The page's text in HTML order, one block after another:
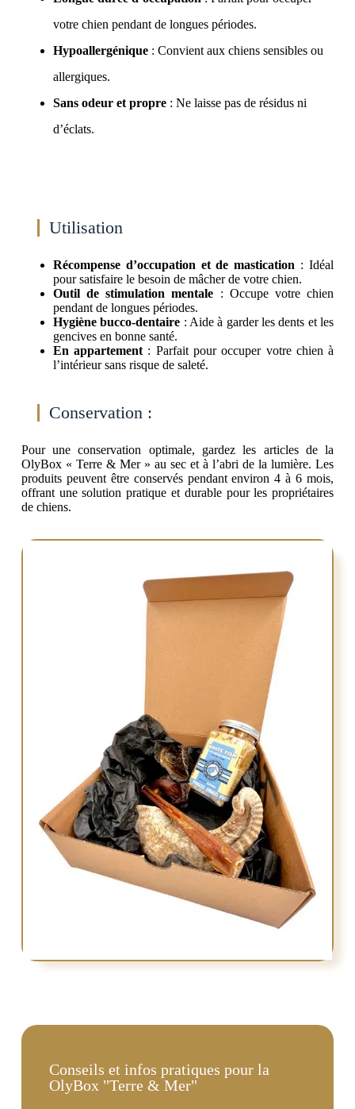
votre chien pendant de longues périodes.
Hypoallergénique: Convient aux chiens sensibles ou
allergiques.
Sans odeur et propre: Ne laisse pas de résidus ni
d’éclats.
Utilisation
Récompense d’occupation et de mastication : Idéal
pour satisfaire le besoin de mâcher de votre chien.
Outil de stimulation mentale : Occupe votre chien
pendant de longues périodes.
Hygiène bucco-dentaire : Aide à garder les dents et les
gencives en bonne santé.
En appartement : Parfait pour occuper votre chien à
l’intérieur sans risque de saleté.
Conservation :
Pour une conservation optimale, gardez les articles de la
OlyBox « Terre & Mer » au sec et à l’abri de la lumière. Les
produits peuvent être conservés pendant environ 4 à 6 mois,
offrant une solution pratique et durable pour les propriétaires
de chiens.
Conseils et infos pratiques pour la
OlyBox "Terre & Mer"